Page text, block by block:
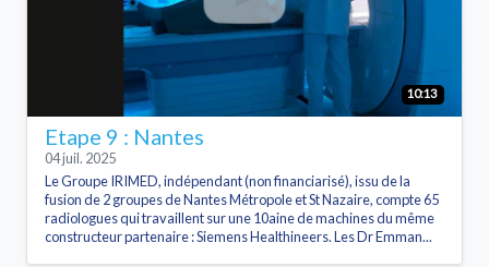
10:13
Etape 9 : Nantes
04 juil. 2025
Le Groupe IRIMED, indépendant (non financiarisé), issu de la
fusion de 2 groupes de Nantes Métropole et St Nazaire, compte 65
radiologues qui travaillent sur une 10aine de machines du même
constructeur partenaire : Siemens Healthineers. Les Dr Emman...